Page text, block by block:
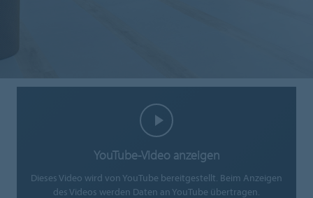
YouTube-Video anzeigen
Dieses Video wird von YouTube bereitgestellt. Beim Anzeigen
des Videos werden Daten an YouTube übertragen.